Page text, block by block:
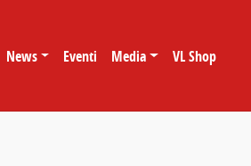
News Eventi Media VL Shop